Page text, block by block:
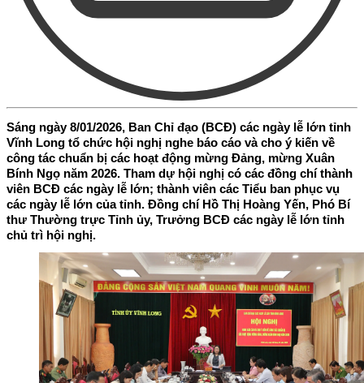
Sáng ngày 8/01/2026, Ban Chỉ đạo (BCĐ) các ngày lễ lớn tỉnh
Vĩnh Long tổ chức hội nghị nghe báo cáo và cho ý kiến về
công tác chuẩn bị các hoạt động mừng Đảng, mừng Xuân
Bính Ngọ năm 2026. Tham dự hội nghị có các đồng chí thành
viên BCĐ các ngày lễ lớn; thành viên các Tiểu ban phục vụ
các ngày lễ lớn của tỉnh. Đồng chí Hồ Thị Hoàng Yến, Phó Bí
thư Thường trực Tỉnh ủy, Trưởng BCĐ các ngày lễ lớn tỉnh
chủ trì hội nghị.